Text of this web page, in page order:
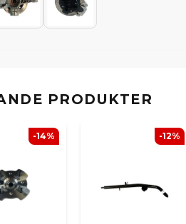
PRODUKTER
-14% -12%